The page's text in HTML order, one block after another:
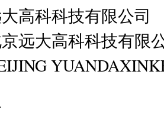
高科科技有限公司
远大高科科技有限